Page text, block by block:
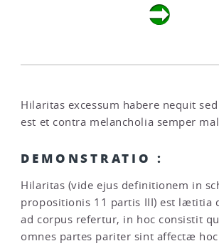
Hilaritas excessum habere nequit
est et contra melancholia semper
DEMONSTRATIO :
Hilaritas (vide ejus definitionem in
propositionis 11 partis III) est lætitia
ad corpus refertur, in hoc consistit
omnes partes pariter sint affectæ